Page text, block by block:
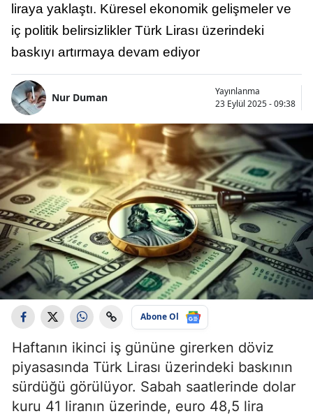
liraya yaklaştı. Küresel ekonomik gelişmeler ve
iç politik belirsizlikler Türk Lirası üzerindeki
baskıyı artırmaya devam ediyor
Nur Duman
Yayınlanma
23 Eylül 2025 - 09:38
Abone Ol
Haftanın ikinci iş gününe girerken döviz
piyasasında Türk Lirası üzerindeki baskının
sürdüğü görülüyor. Sabah saatlerinde dolar
kuru 41 liranın üzerinde, euro 48,5 lira